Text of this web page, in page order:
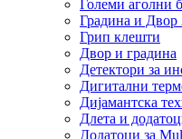
Големи аголни
Градина и Двор
Грип клешти
Двор и градина
Детектори за
Дигитални
Дијамантска
Длета и
Додатоци за